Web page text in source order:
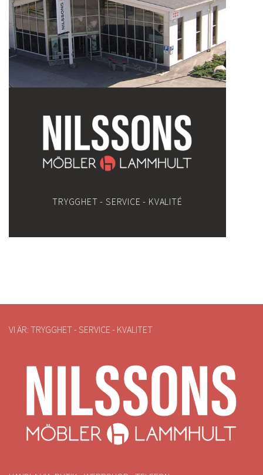
TRYGGHET - SERVICE - KVALITÉ
VI ÄR: TRYGGHET - SERVICE - KVALITET